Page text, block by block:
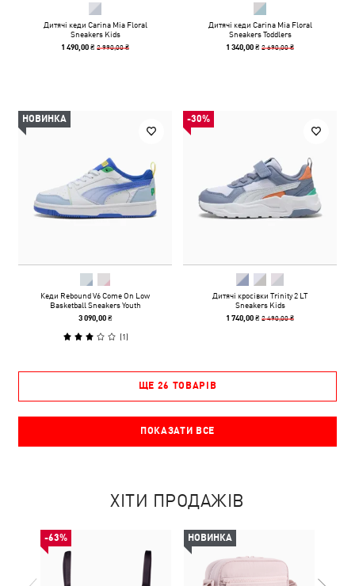
Дитячі кеди Carina Mia Floral
Sneakers Kids
1 490,00 ₴2 990,00 ₴
Дитячі кеди Carina Mia Floral
Sneakers Toddlers
1 340,00 ₴2 690,00 ₴
НОВИНКА
Кеди Rebound V6 Come On Low
Basketball Sneakers Youth
3 090,00 ₴
(1)
-30%
Дитячі кросівки Trinity 2 LT
Sneakers Kids
1 740,00 ₴2 490,00 ₴
ЩЕ 26 ТОВАРІВ
ПОКАЗАТИ ВСЕ
ХІТИ ПРОДАЖІВ
-63% НОВИНКА